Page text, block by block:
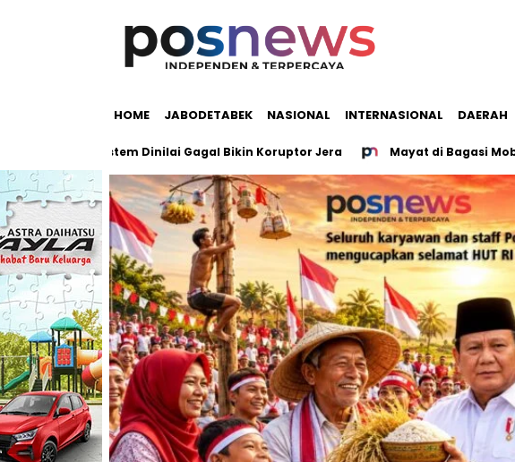
HOME JABODETABEK NASIONAL INTERNASIONAL DAERAH
Sistem Dinilai Gagal Bikin Koruptor Jera Mayat di Bagasi Mobil